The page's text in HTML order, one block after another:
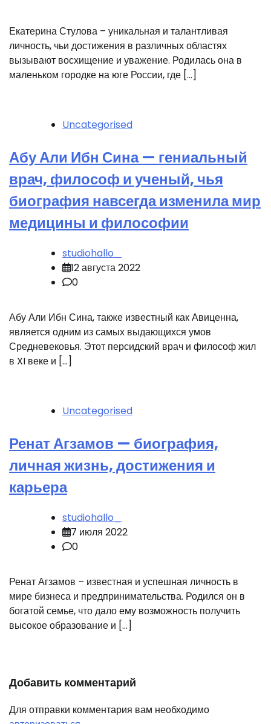
Екатерина Стулова – уникальная и талантливая
личность, чьи достижения в различных областях
вызывают восхищение и уважение. Родилась она в
маленьком городке на юге России, где […]
Uncategorised
Абу Али Ибн Сина — гениальный
врач, философ и ученый, чья
биография навсегда изменила мир
медицины и философии
studiohallo_
12 августа 2022
0
Абу Али Ибн Сина, также известный как Авиценна,
является одним из самых выдающихся умов
Средневековья. Этот персидский врач и философ жил
в XI веке и […]
Uncategorised
Ренат Агзамов — биография,
личная жизнь, достижения и
карьера
studiohallo_
7 июля 2022
0
Ренат Агзамов – известная и успешная личность в
мире бизнеса и предпринимательства. Родился он в
богатой семье, что дало ему возможность получить
высокое образование и […]
Добавить комментарий
Для отправки комментария вам необходимо